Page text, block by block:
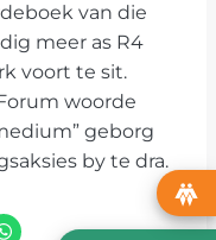
van die
meer as R4
voort te sit.
woorde
geborg
by te dra.